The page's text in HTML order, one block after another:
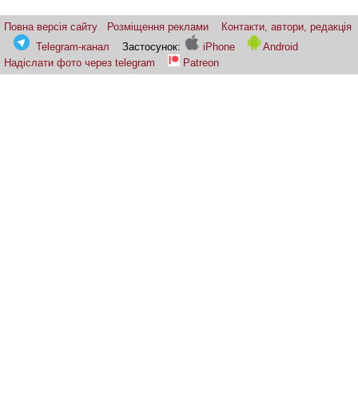
Повна версія сайту Розміщення реклами
Контакти, автори, редакція
Telegram-канал
Застосунок: iPhone
Android
Надіслати фото через telegram
Patreon